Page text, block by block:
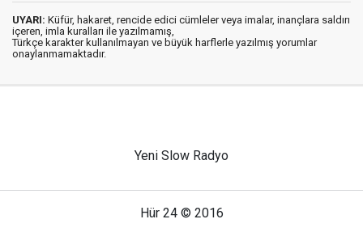
UYARI: Küfür, hakaret, rencide edici cümleler veya imalar, inançlara saldırı
içeren, imla kuralları ile yazılmamış,
Türkçe karakter kullanılmayan ve büyük harflerle yazılmış yorumlar
onaylanmamaktadır.
Yeni Slow Radyo
Hür 24 © 2016